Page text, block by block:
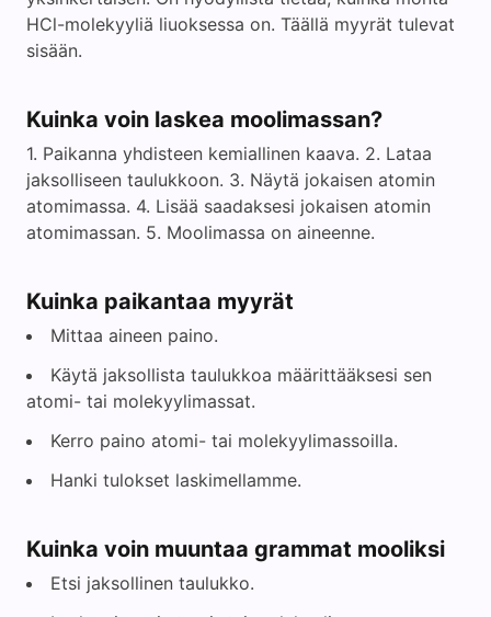
HCl-molekyyliä liuoksessa on. Täällä myyrät tulevat
sisään.
Kuinka voin laskea moolimassan?
1. Paikanna yhdisteen kemiallinen kaava. 2. Lataa
jaksolliseen taulukkoon. 3. Näytä jokaisen atomin
atomimassa. 4. Lisää saadaksesi jokaisen atomin
atomimassan. 5. Moolimassa on aineenne.
Kuinka paikantaa myyrät
Mittaa aineen paino.
Käytä jaksollista taulukkoa määrittääksesi sen
atomi- tai molekyylimassat.
Kerro paino atomi- tai molekyylimassoilla.
Hanki tulokset laskimellamme.
Kuinka voin muuntaa grammat mooliksi
Etsi jaksollinen taulukko.